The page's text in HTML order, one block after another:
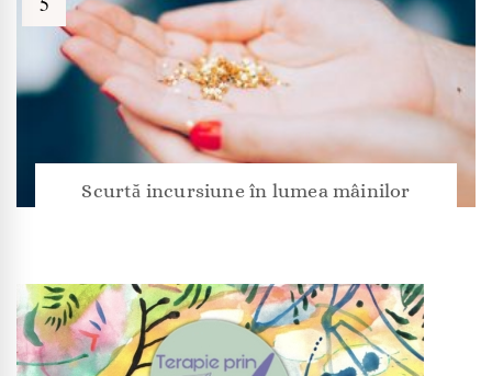
Scurtă incursiune în lumea mâinilor